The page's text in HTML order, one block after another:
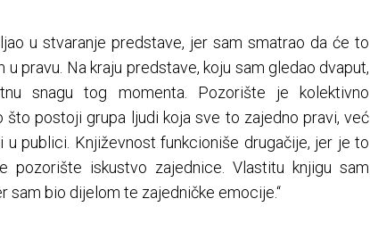
u stvaranje predstave, jer sam smatrao da će to
pravu. Na kraju predstave, koju sam gledao dvaput,
snagu tog momenta. Pozorište je kolektivno
postoji grupa ljudi koja sve to zajedno pravi, već
publici. Književnost funkcioniše drugačije, jer je to
pozorište iskustvo zajednice. Vlastitu knjigu sam
sam bio dijelom te zajedničke emocije.“